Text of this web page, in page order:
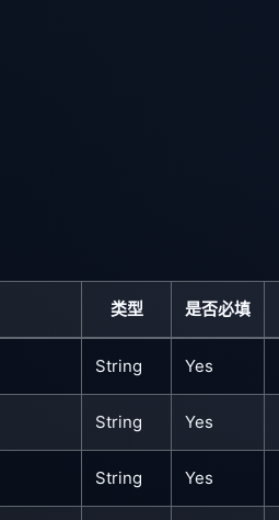
类型 是否必填
String Yes
String Yes
String Yes